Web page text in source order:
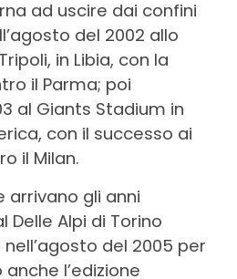
ad uscire dai confini
del 2002 allo
in Libia, con la
il Parma; poi
al Giants Stadium in
con il successo ai
il Milan.
arrivano gli anni
Delle Alpi di Torino
del 2005 per
l’edizione